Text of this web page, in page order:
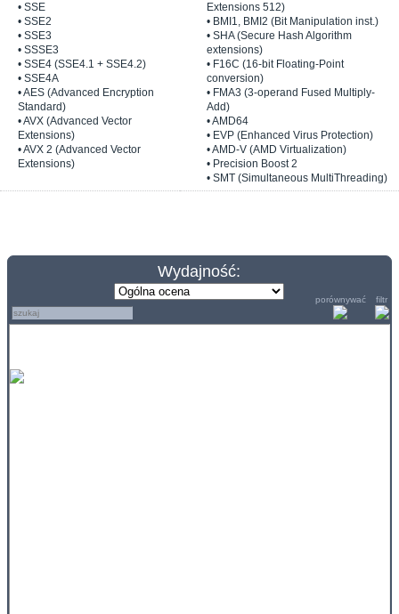
• SSE
• SSE2
• SSE3
• SSSE3
• SSE4 (SSE4.1 + SSE4.2)
• SSE4A
• AES (Advanced Encryption
Standard)
• AVX (Advanced Vector
Extensions)
• AVX 2 (Advanced Vector
Extensions)
Extensions 512)
• BMI1, BMI2 (Bit Manipulation inst.)
• SHA (Secure Hash Algorithm
extensions)
• F16C (16-bit Floating-Point
conversion)
• FMA3 (3-operand Fused Multiply-
Add)
• AMD64
• EVP (Enhanced Virus Protection)
• AMD-V (AMD Virtualization)
• Precision Boost 2
• SMT (Simultaneous MultiThreading)
Wydajność:
porównywać filtr